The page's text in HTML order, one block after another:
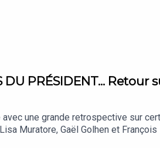
DU PRÉSIDENT...
une grande retrospective sur
Muratore, Gaël Golhen et
: Thomas Plé. Identité sonore :